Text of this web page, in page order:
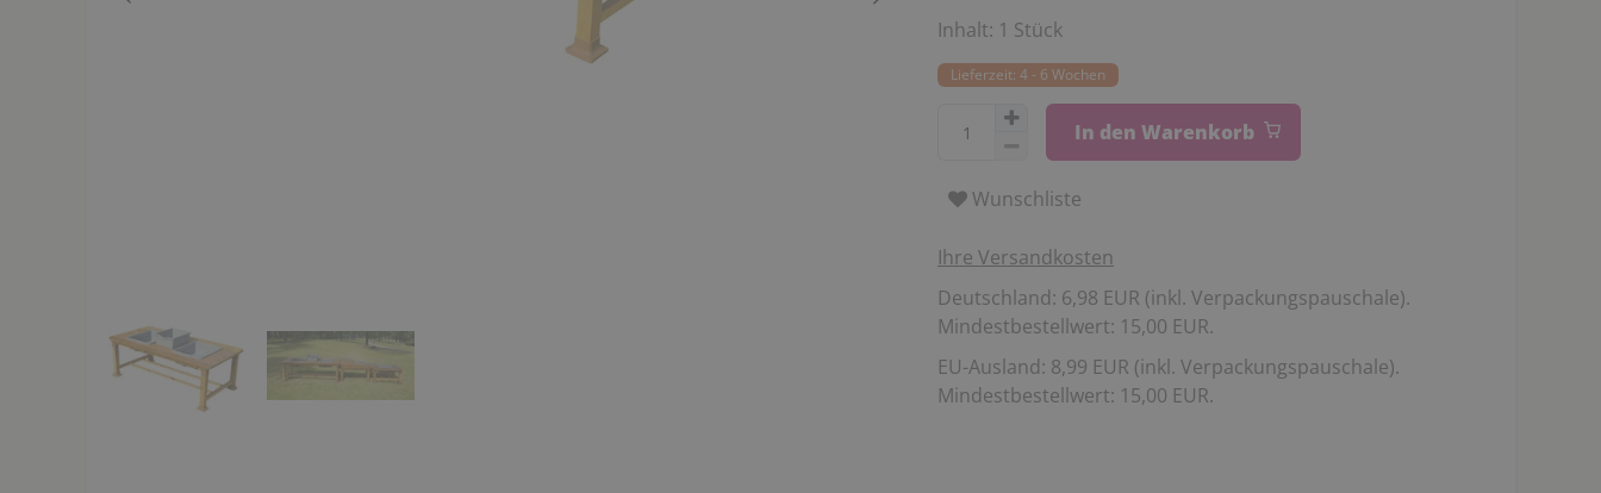
Inhalt: 1 Stück
Lieferzeit: 4 - 6 Wochen
In den Warenkorb
Wunschliste
Ihre Versandkosten
Deutschland: 6,98 EUR (inkl. Verpackungspauschale).
Mindestbestellwert: 15,00 EUR.
EU-Ausland: 8,99 EUR (inkl. Verpackungspauschale).
Mindestbestellwert: 15,00 EUR.